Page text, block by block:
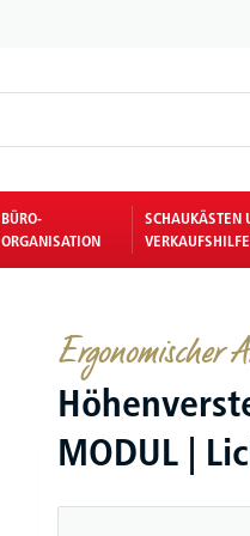
BÜRO-
ORGANISATION
SCHAUKÄSTEN
Ergonomischer
MODUL |